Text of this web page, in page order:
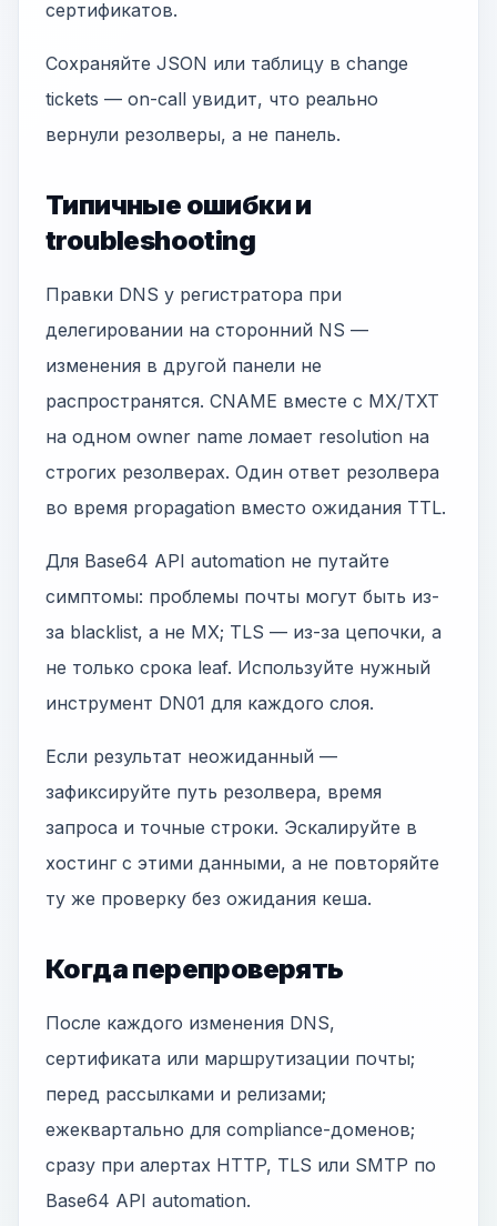
сертификатов.
Сохраняйте JSON или таблицу в change
tickets — on-call увидит, что реально
вернули резолверы, а не панель.
Типичные ошибки и
troubleshooting
Правки DNS у регистратора при
делегировании на сторонний NS —
изменения в другой панели не
распространятся. CNAME вместе с MX/TXT
на одном owner name ломает resolution на
строгих резолверах. Один ответ резолвера
во время propagation вместо ожидания TTL.
Для Base64 API automation не путайте
симптомы: проблемы почты могут быть из-
за blacklist, а не MX; TLS — из-за цепочки, а
не только срока leaf. Используйте нужный
инструмент DN01 для каждого слоя.
Если результат неожиданный —
зафиксируйте путь резолвера, время
запроса и точные строки. Эскалируйте в
хостинг с этими данными, а не повторяйте
ту же проверку без ожидания кеша.
Когда перепроверять
После каждого изменения DNS,
сертификата или маршрутизации почты;
перед рассылками и релизами;
ежеквартально для compliance-доменов;
сразу при алертах HTTP, TLS или SMTP по
Base64 API automation.